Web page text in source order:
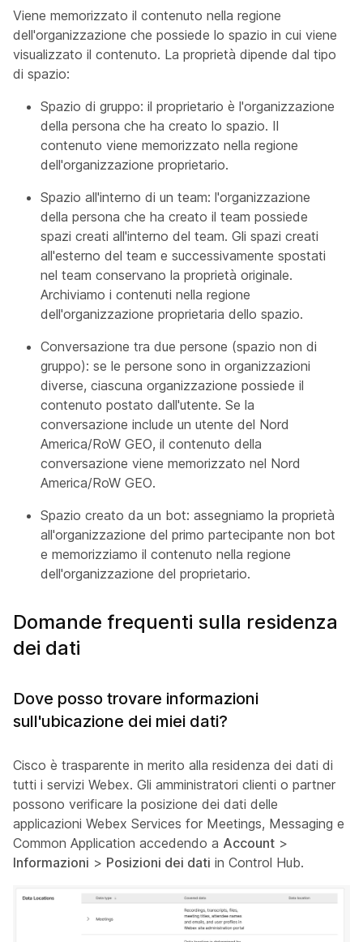
Viene memorizzato il contenuto nella regione
dell'organizzazione che possiede lo spazio in cui viene
visualizzato il contenuto. La proprietà dipende dal tipo
di spazio:
Spazio di gruppo: il proprietario è l'organizzazione
della persona che ha creato lo spazio. Il
contenuto viene memorizzato nella regione
dell'organizzazione proprietario.
Spazio all'interno di un team: l'organizzazione
della persona che ha creato il team possiede
spazi creati all'interno del team. Gli spazi creati
all'esterno del team e successivamente spostati
nel team conservano la proprietà originale.
Archiviamo i contenuti nella regione
dell'organizzazione proprietaria dello spazio.
Conversazione tra due persone (spazio non di
gruppo): se le persone sono in organizzazioni
diverse, ciascuna organizzazione possiede il
contenuto postato dall'utente. Se la
conversazione include un utente del Nord
America/RoW GEO, il contenuto della
conversazione viene memorizzato nel Nord
America/RoW GEO.
Spazio creato da un bot: assegniamo la proprietà
all'organizzazione del primo partecipante non bot
e memorizziamo il contenuto nella regione
dell'organizzazione del proprietario.
Domande frequenti sulla residenza
dei dati
Dove posso trovare informazioni
sull'ubicazione dei miei dati?
Cisco è trasparente in merito alla residenza dei dati di
tutti i servizi Webex. Gli amministratori clienti o partner
possono verificare la posizione dei dati delle
applicazioni Webex Services for Meetings, Messaging e
Common Application accedendo a Account >
Informazioni > Posizioni dei dati in Control Hub.